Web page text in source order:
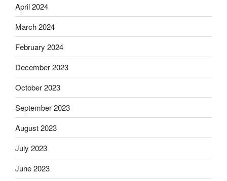
April 2024
March 2024
February 2024
December 2023
October 2023
September 2023
August 2023
July 2023
June 2023